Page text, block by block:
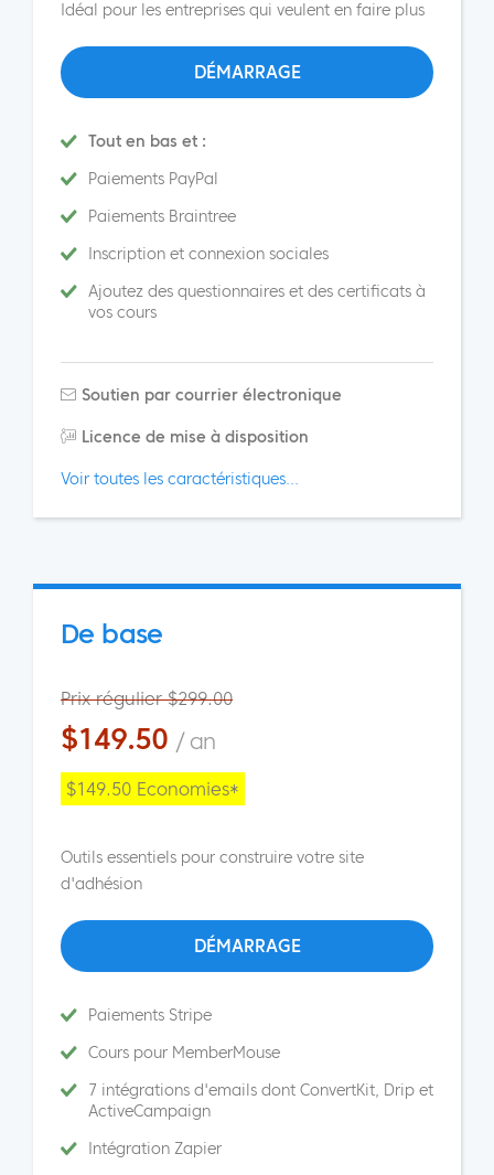
Idéal pour les entreprises qui veulent en faire plus
DÉMARRAGE
Tout en bas et :
Paiements PayPal
Paiements Braintree
Inscription et connexion sociales
Ajoutez des questionnaires et des certificats à
vos cours
Soutien par courrier électronique
Licence de mise à disposition
Voir toutes les caractéristiques...
De base
Prix régulier $299.00
$149.50 / an
$149.50 Economies*
Outils essentiels pour construire votre site
d'adhésion
DÉMARRAGE
Paiements Stripe
Cours pour MemberMouse
7 intégrations d'emails dont ConvertKit, Drip et
ActiveCampaign
Intégration Zapier